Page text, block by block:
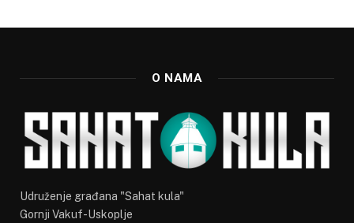
O NAMA
Udruženje građana "Sahat kula"
Gornji Vakuf-Uskoplje